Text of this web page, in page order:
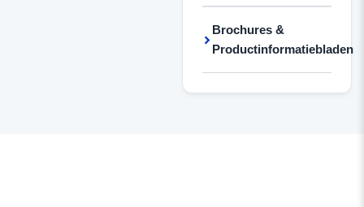
Brochures &
Productinformatiebladen